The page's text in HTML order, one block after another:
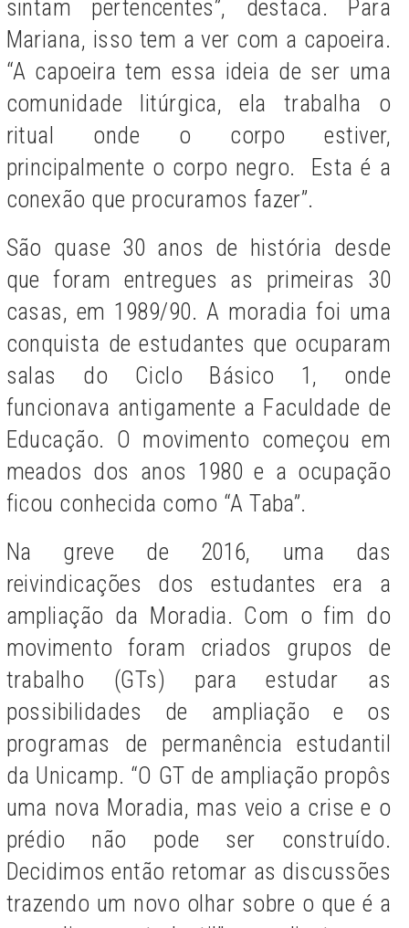
sintam pertencentes”, destaca. Para
Mariana, isso tem a ver com a capoeira.
“A capoeira tem essa ideia de ser uma
comunidade litúrgica, ela trabalha o
ritual onde o corpo estiver,
principalmente o corpo negro. Esta é a
conexão que procuramos fazer”.
São quase 30 anos de história desde
que foram entregues as primeiras 30
casas, em 1989/90. A moradia foi uma
conquista de estudantes que ocuparam
salas do Ciclo Básico 1, onde
funcionava antigamente a Faculdade de
Educação. O movimento começou em
meados dos anos 1980 e a ocupação
ficou conhecida como “A Taba”.
Na greve de 2016, uma das
reivindicações dos estudantes era a
ampliação da Moradia. Com o fim do
movimento foram criados grupos de
trabalho (GTs) para estudar as
possibilidades de ampliação e os
programas de permanência estudantil
da Unicamp. “O GT de ampliação propôs
uma nova Moradia, mas veio a crise e o
prédio não pode ser construído.
Decidimos então retomar as discussões
trazendo um novo olhar sobre o que é a